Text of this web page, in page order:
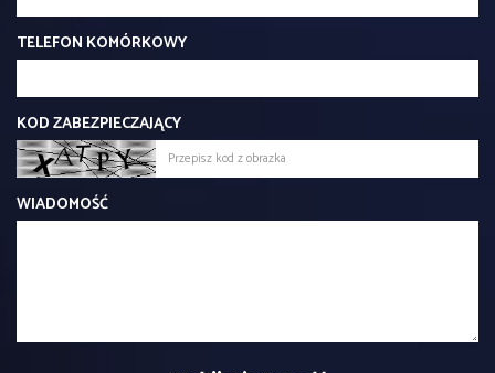
TELEFON KOMÓRKOWY
KOD ZABEZPIECZAJĄCY
WIADOMOŚĆ